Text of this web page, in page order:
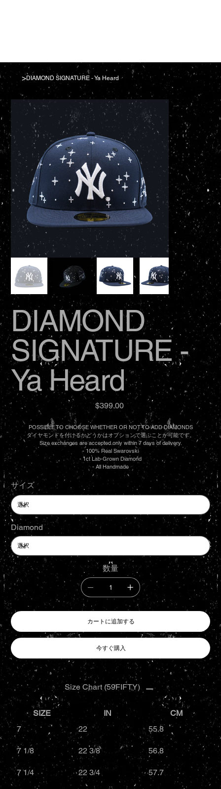
>DIAMOND SIGNATURE - Ya Heard
DIAMOND
SIGNATURE -
Ya Heard
価
格
$399.00
POSSIBLE TO CHOOSE WHETHER OR NOT TO ADD DIAMONDS
ダイヤモンドを付けるかどうかはオプションで選ぶことが可能です。
Size exchanges are accepted only within 7 days of delivery.
- 100% Real Swarovski
- 1ct Lab-Grown Diamond
- All Handmade
サイズ
Diamond
数量
カートに追加する
今すぐ購入
Size Chart (59FIFTY)
SIZE IN
CM
7
22 55.8
7 1/8 22 3/8 56.8
7 1/4 22 3/4 57.7